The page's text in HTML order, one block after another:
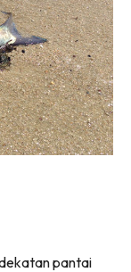
pantai